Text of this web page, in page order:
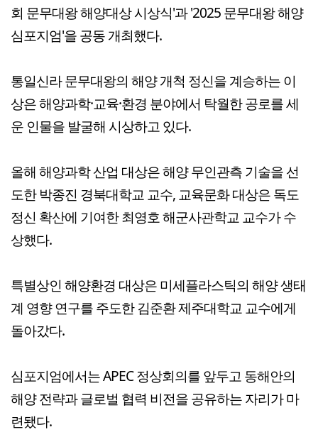
회 문무대왕 해양대상 시상식'과 '2025 문무대왕 해양
심포지엄'을 공동 개최했다.
통일신라 문무대왕의 해양 개척 정신을 계승하는 이
상은 해양과학·교육·환경 분야에서 탁월한 공로를 세
운 인물을 발굴해 시상하고 있다.
올해 해양과학 산업 대상은 해양 무인관측 기술을 선
도한 박종진 경북대학교 교수, 교육문화 대상은 독도
정신 확산에 기여한 최영호 해군사관학교 교수가 수
상했다.
특별상인 해양환경 대상은 미세플라스틱의 해양 생태
계 영향 연구를 주도한 김준환 제주대학교 교수에게
돌아갔다.
심포지엄에서는 APEC 정상회의를 앞두고 동해안의
해양 전략과 글로벌 협력 비전을 공유하는 자리가 마
련됐다.